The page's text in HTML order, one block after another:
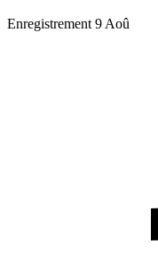
Enregistrement 9 Aoû